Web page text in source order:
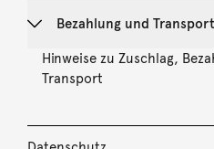
Bezahlung und Transport
Hinweise zu Zuschlag,
Transport